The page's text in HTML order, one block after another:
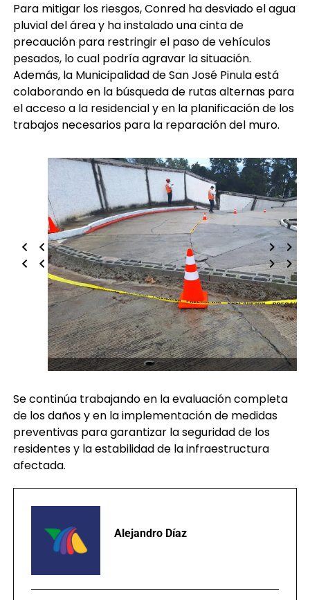
Para mitigar los riesgos, Conred ha desviado el agua
pluvial del área y ha instalado una cinta de
precaución para restringir el paso de vehículos
pesados, lo cual podría agravar la situación.
Además, la Municipalidad de San José Pinula está
colaborando en la búsqueda de rutas alternas para
el acceso a la residencial y en la planificación de los
trabajos necesarios para la reparación del muro.
Se continúa trabajando en la evaluación completa
de los daños y en la implementación de medidas
preventivas para garantizar la seguridad de los
residentes y la estabilidad de la infraestructura
afectada.
Alejandro Díaz